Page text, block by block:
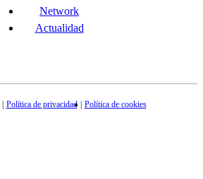
Network
Actualidad
Política de privacidad Política de cookies